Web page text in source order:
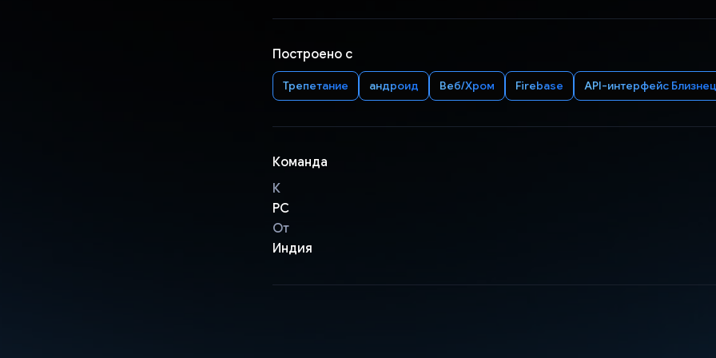
Построено с
Трепетание андроид Веб/Хром Firebase API-интерфейс
Команда
К
РС
От
Индия